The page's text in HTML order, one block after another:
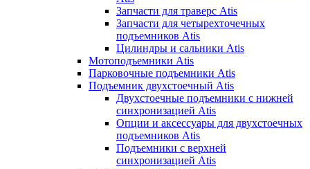
Запчасти для траверс Atis
Запчасти для четырехточечных
подъемников Atis
Цилиндры и сальники Atis
Мотоподъемники Atis
Парковочные подъемники Atis
Подъемник двухстоечный Atis
Двухстоечные подъемники с нижней
синхронизацией Atis
Опции и аксессуары для двухстоечных
подъемников Atis
Подъемники с верхней
синхронизацией Atis